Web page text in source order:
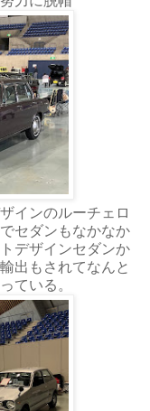
インのルーチェロ
セダンもなかなか
デザインセダンか
出もされてなんと
ている。